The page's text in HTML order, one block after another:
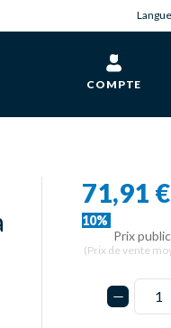
COMPTE
71,91 €
10%
Prix
(Prix de vente